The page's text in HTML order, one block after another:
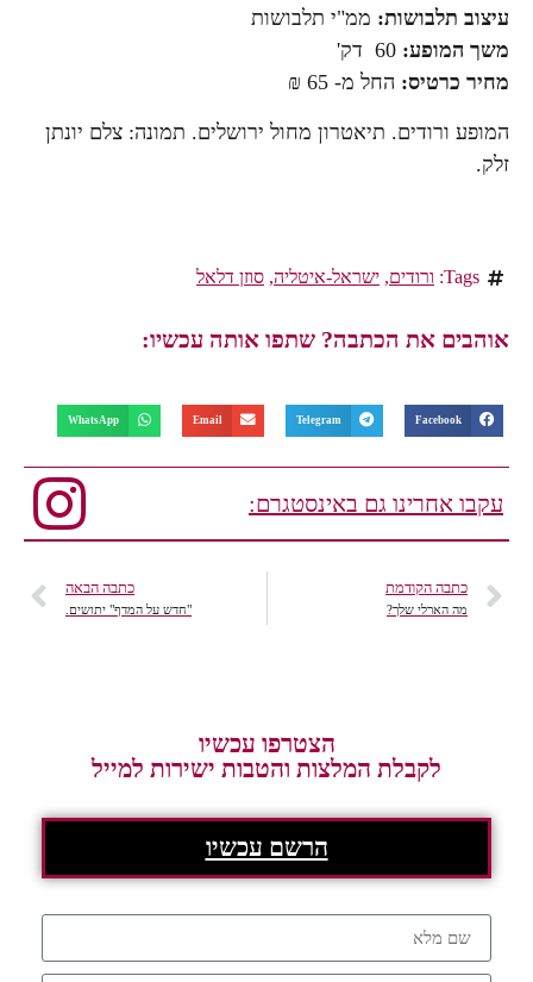
עיצוב תלבושות: ממ"י תלבושות
משך המופע:
מחיר כרטיס: החל מ- 65 ₪
המופע ורודים. תיאטרון מחול ירושלים. תמונה: צלם יונתן
זלק.
Tags: ורודים, ישראל-איטליה, סוזן דלאל
אוהבים את הכתבה? שתפו אותה עכשיו:
Facebook
Telegram
Email
WhatsApp
עקבו אחרינו גם באינסטגרם:
כתבה הקודמת
מה הארלי שלך?
כתבה הבאה
"חדש על המדף" יתושים.
הצטרפו עכשיו
לקבלת המלצות והטבות ישירות למייל
הרשם עכשיו